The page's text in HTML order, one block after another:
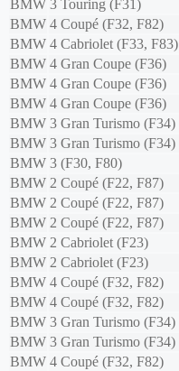
BMW 3 Touring (F31)
BMW 4 Coupé (F32, F82)
BMW 4 Cabriolet (F33, F83)
BMW 4 Gran Coupe (F36)
BMW 4 Gran Coupe (F36)
BMW 4 Gran Coupe (F36)
BMW 3 Gran Turismo (F34)
BMW 3 Gran Turismo (F34)
BMW 3 (F30, F80)
BMW 2 Coupé (F22, F87)
BMW 2 Coupé (F22, F87)
BMW 2 Coupé (F22, F87)
BMW 2 Cabriolet (F23)
BMW 2 Cabriolet (F23)
BMW 4 Coupé (F32, F82)
BMW 4 Coupé (F32, F82)
BMW 3 Gran Turismo (F34)
BMW 3 Gran Turismo (F34)
BMW 4 Coupé (F32, F82)